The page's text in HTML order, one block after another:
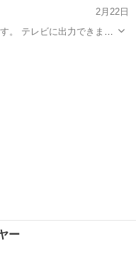
2月22日
。 テレビに出力できませ
ー